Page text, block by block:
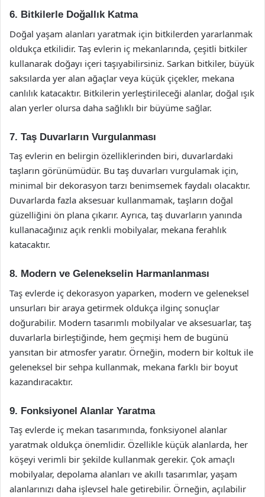
6. Bitkilerle Doğallık Katma
Doğal yaşam alanları yaratmak için bitkilerden yararlanmak
oldukça etkilidir. Taş evlerin iç mekanlarında, çeşitli bitkiler
kullanarak doğayı içeri taşıyabilirsiniz. Sarkan bitkiler, büyük
saksılarda yer alan ağaçlar veya küçük çiçekler, mekana
canlılık katacaktır. Bitkilerin yerleştirileceği alanlar, doğal ışık
alan yerler olursa daha sağlıklı bir büyüme sağlar.
7. Taş Duvarların Vurgulanması
Taş evlerin en belirgin özelliklerinden biri, duvarlardaki
taşların görünümüdür. Bu taş duvarları vurgulamak için,
minimal bir dekorasyon tarzı benimsemek faydalı olacaktır.
Duvarlarda fazla aksesuar kullanmamak, taşların doğal
güzelliğini ön plana çıkarır. Ayrıca, taş duvarların yanında
kullanacağınız açık renkli mobilyalar, mekana ferahlık
katacaktır.
8. Modern ve Gelenekselin Harmanlanması
Taş evlerde iç dekorasyon yaparken, modern ve geleneksel
unsurları bir araya getirmek oldukça ilginç sonuçlar
doğurabilir. Modern tasarımlı mobilyalar ve aksesuarlar, taş
duvarlarla birleştiğinde, hem geçmişi hem de bugünü
yansıtan bir atmosfer yaratır. Örneğin, modern bir koltuk ile
geleneksel bir sehpa kullanmak, mekana farklı bir boyut
kazandıracaktır.
9. Fonksiyonel Alanlar Yaratma
Taş evlerde iç mekan tasarımında, fonksiyonel alanlar
yaratmak oldukça önemlidir. Özellikle küçük alanlarda, her
köşeyi verimli bir şekilde kullanmak gerekir. Çok amaçlı
mobilyalar, depolama alanları ve akıllı tasarımlar, yaşam
alanlarınızı daha işlevsel hale getirebilir. Örneğin, açılabilir